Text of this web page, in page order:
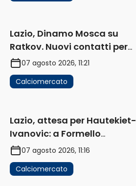
Lazio, Dinamo Mosca su
Ratkov. Nuovi contatti per
Pinamonti
07 agosto 2026, 11:21
Calciomercato
Lazio, attesa per Hautekiet-
Ivanovic: a Formello
attendono risposte
07 agosto 2026, 11:16
Calciomercato